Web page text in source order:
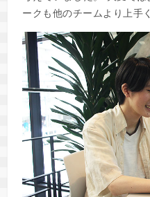
ークも他のチームより上手